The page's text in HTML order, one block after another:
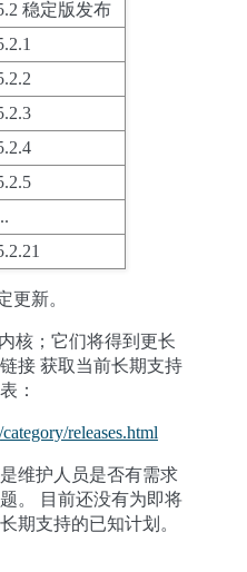
稳定版发布
更新。
核；它们将得到更长
接 获取当前长期支持
：
releases.html
维护人员是否有需求
。 目前还没有为即将
期支持的已知计划。